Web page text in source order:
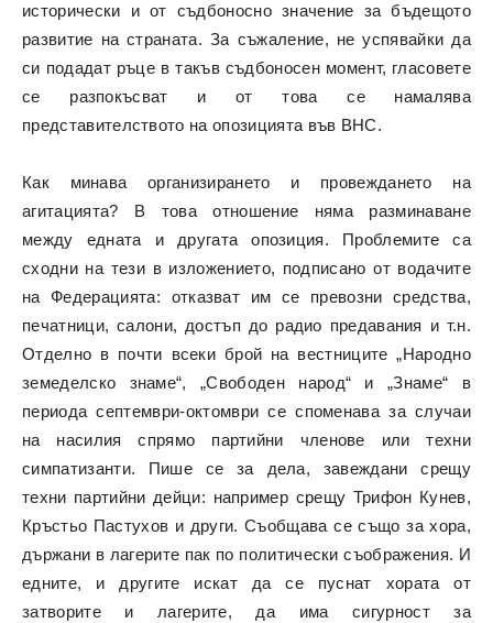
исторически и от съдбоносно значение за бъдещото
развитие на страната. За съжаление, не успявайки да
си подадат ръце в такъв съдбоносен момент, гласовете
се разпокъсват и от това се намалява
представителството на опозицията във ВНС.
Как минава организирането и провеждането на
агитацията? В това отношение няма разминаване
между едната и другата опозиция. Проблемите са
сходни на тези в изложението, подписано от водачите
на Федерацията: отказват им се превозни средства,
печатници, салони, достъп до радио предавания и т.н.
Отделно в почти всеки брой на вестниците „Народно
земеделско знаме“, „Свободен народ“ и „Знаме“ в
периода септември-октомври се споменава за случаи
на насилия спрямо партийни членове или техни
симпатизанти. Пише се за дела, завеждани срещу
техни партийни дейци: например срещу Трифон Кунев,
Кръстьо Пастухов и други. Съобщава се също за хора,
държани в лагерите пак по политически съображения. И
едните, и другите искат да се пуснат хората от
затворите и лагерите, да има сигурност за